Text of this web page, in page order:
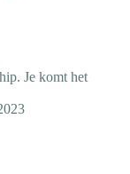
Je komt het